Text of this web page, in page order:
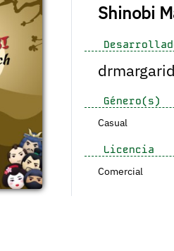
Shinobi
Género(s)
Casual
Licencia
Comercial